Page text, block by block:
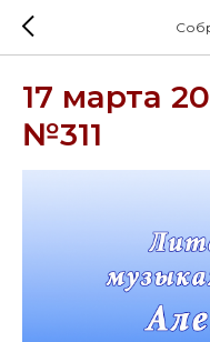
17 марта
№311